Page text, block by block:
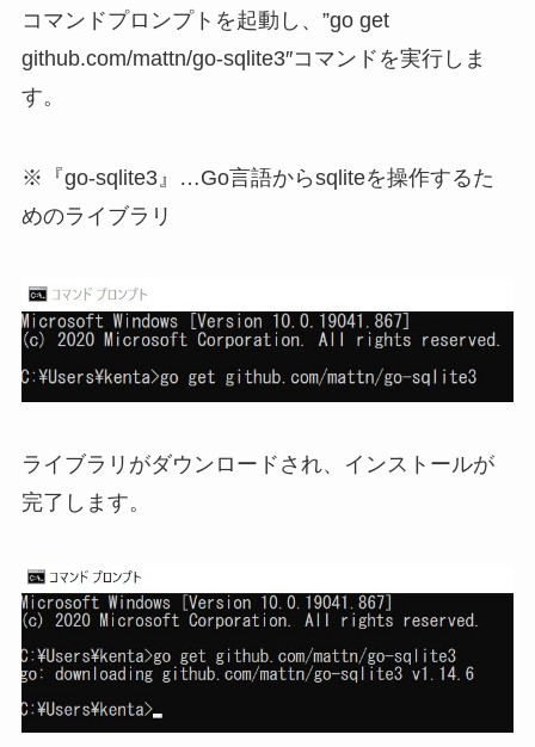
コマンドプロンプトを起動し、”go get
github.com/mattn/go-sqlite3″コマンドを実行しま
す。
※『go-sqlite3』…Go言語からsqliteを操作するた
めのライブラリ
ライブラリがダウンロードされ、インストールが
完了します。